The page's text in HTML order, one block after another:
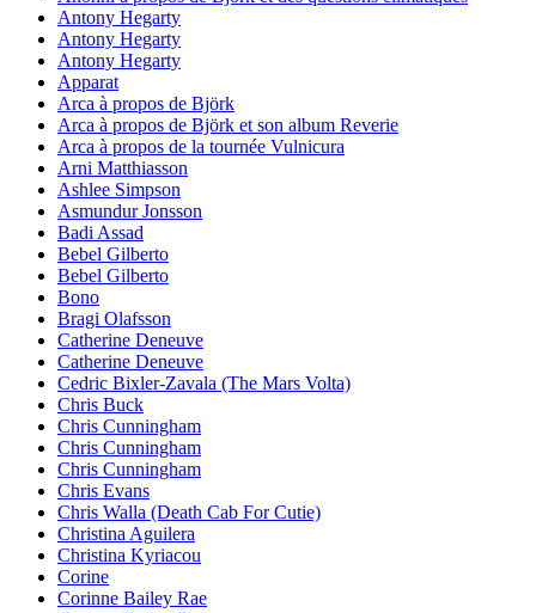
Antony Hegarty
Antony Hegarty
Antony Hegarty
Apparat
Arca à propos de Björk
Arca à propos de Björk et son album Reverie
Arca à propos de la tournée Vulnicura
Arni Matthiasson
Ashlee Simpson
Asmundur Jonsson
Badi Assad
Bebel Gilberto
Bebel Gilberto
Bono
Bragi Olafsson
Catherine Deneuve
Catherine Deneuve
Cedric Bixler-Zavala (The Mars Volta)
Chris Buck
Chris Cunningham
Chris Cunningham
Chris Cunningham
Chris Evans
Chris Walla (Death Cab For Cutie)
Christina Aguilera
Christina Kyriacou
Corine
Corinne Bailey Rae